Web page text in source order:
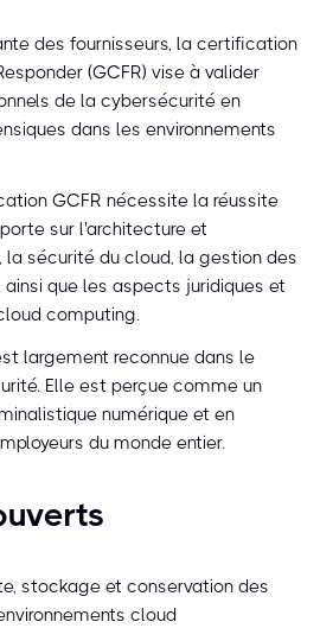
des fournisseurs, la certification
(GCFR) vise à valider
de la cybersécurité en
dans les environnements
GCFR nécessite la réussite
sur l'architecture et
la sécurité du cloud, la gestion des
que les aspects juridiques et
computing.
largement reconnue dans le
Elle est perçue comme un
numérique et en
du monde entier.
stockage et conservation des
cloud